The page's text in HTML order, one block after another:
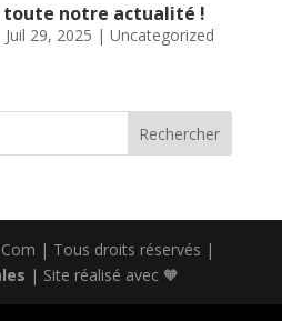
notre actualité !
Juil 29, 2025 | Uncategorized
Rechercher
| Tous droits réservés |
| Site réalisé avec 🧡